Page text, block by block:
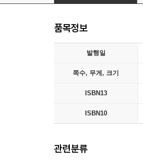
품목정보
발행일
쪽수, 무게, 크기
ISBN13
ISBN10
관련분류